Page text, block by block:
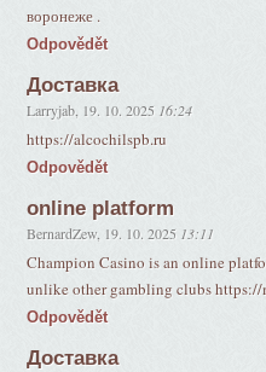
воронеже .
Odpovědět
Доставка
Larryjab 19. 10. 2025 16:24
https://alcochilspb.ru
Odpovědět
online platform
BernardZew, 19. 10. 2025 13:11
Champion Casino is an online
unlike other gambling clubs https://
Odpovědět
Доставка